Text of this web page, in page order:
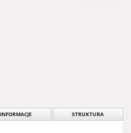
INFORMACJE STRUKTURA